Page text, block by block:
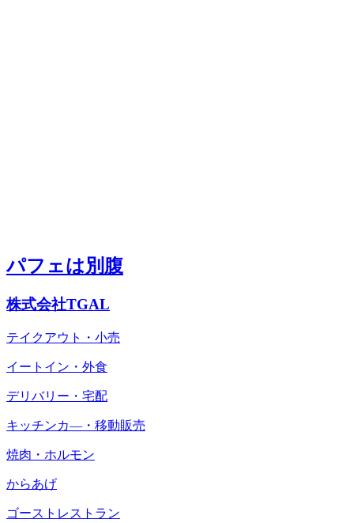
パフェは別腹
株式会社TGAL
テイクアウト・小売
イートイン・外食
デリバリー・宅配
キッチンカ―・移動販売
焼肉・ホルモン
からあげ
ゴーストレストラン